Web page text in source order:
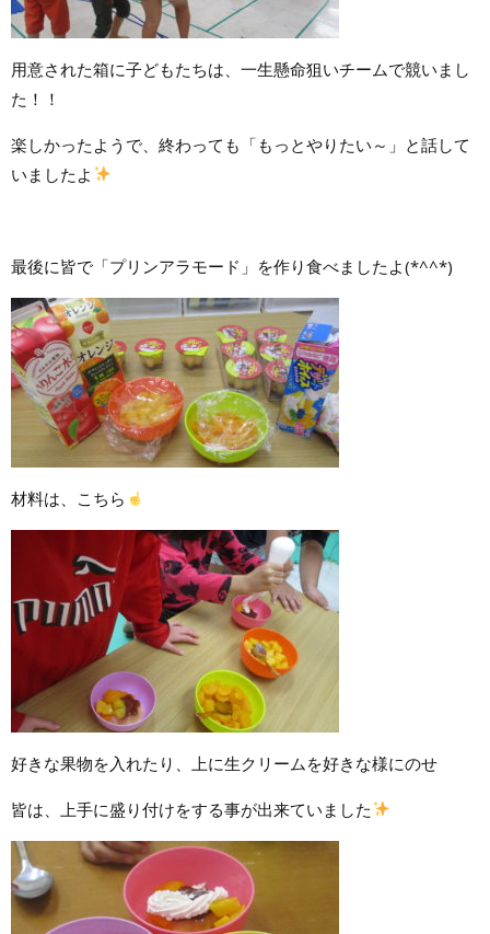
用意された箱に子どもたちは、一生懸命狙いチームで競いまし
た！！
楽しかったようで、終わっても「もっとやりたい～」と話して
いましたよ
最後に皆で「プリンアラモード」を作り食べましたよ(*^^*)
材料は、こちら
好きな果物を入れたり、上に生クリームを好きな様にのせ
皆は、上手に盛り付けをする事が出来ていました